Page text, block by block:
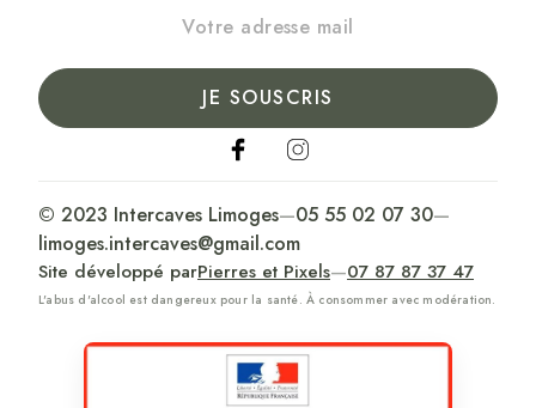
JE SOUSCRIS
© 2023 Intercaves Limoges—05 55 02 07 30—
limoges.intercaves@gmail.com
Site développé parPierres et Pixels—07 87 87 37 47
L'abus d'alcool est dangereux pour la santé. À consommer avec modération.